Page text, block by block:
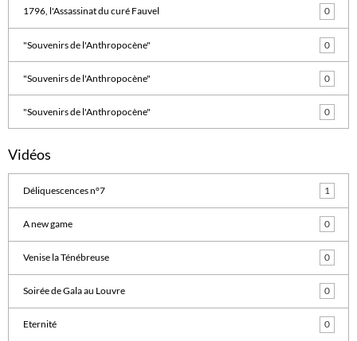
1796, l'Assassinat du curé Fauvel 0
"Souvenirs de l'Anthropocène" 0
"Souvenirs de l'Anthropocène" 0
"Souvenirs de l'Anthropocène" 0
Vidéos
Déliquescences n°7 1
A new game 0
Venise la Ténébreuse 0
Soirée de Gala au Louvre 0
Eternité 0